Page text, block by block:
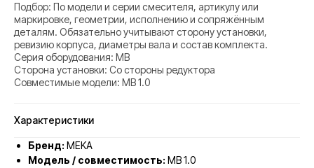
Подбор: По модели и серии смесителя, артикулу или
маркировке, геометрии, исполнению и сопряжённым
деталям. Обязательно учитывают сторону установки,
ревизию корпуса, диаметры вала и состав комплекта.
Серия оборудования: MB
Сторона установки: Со стороны редуктора
Совместимые модели: MB 1.0
Характеристики
Бренд: MEKA
Модель / совместимость: MB 1.0